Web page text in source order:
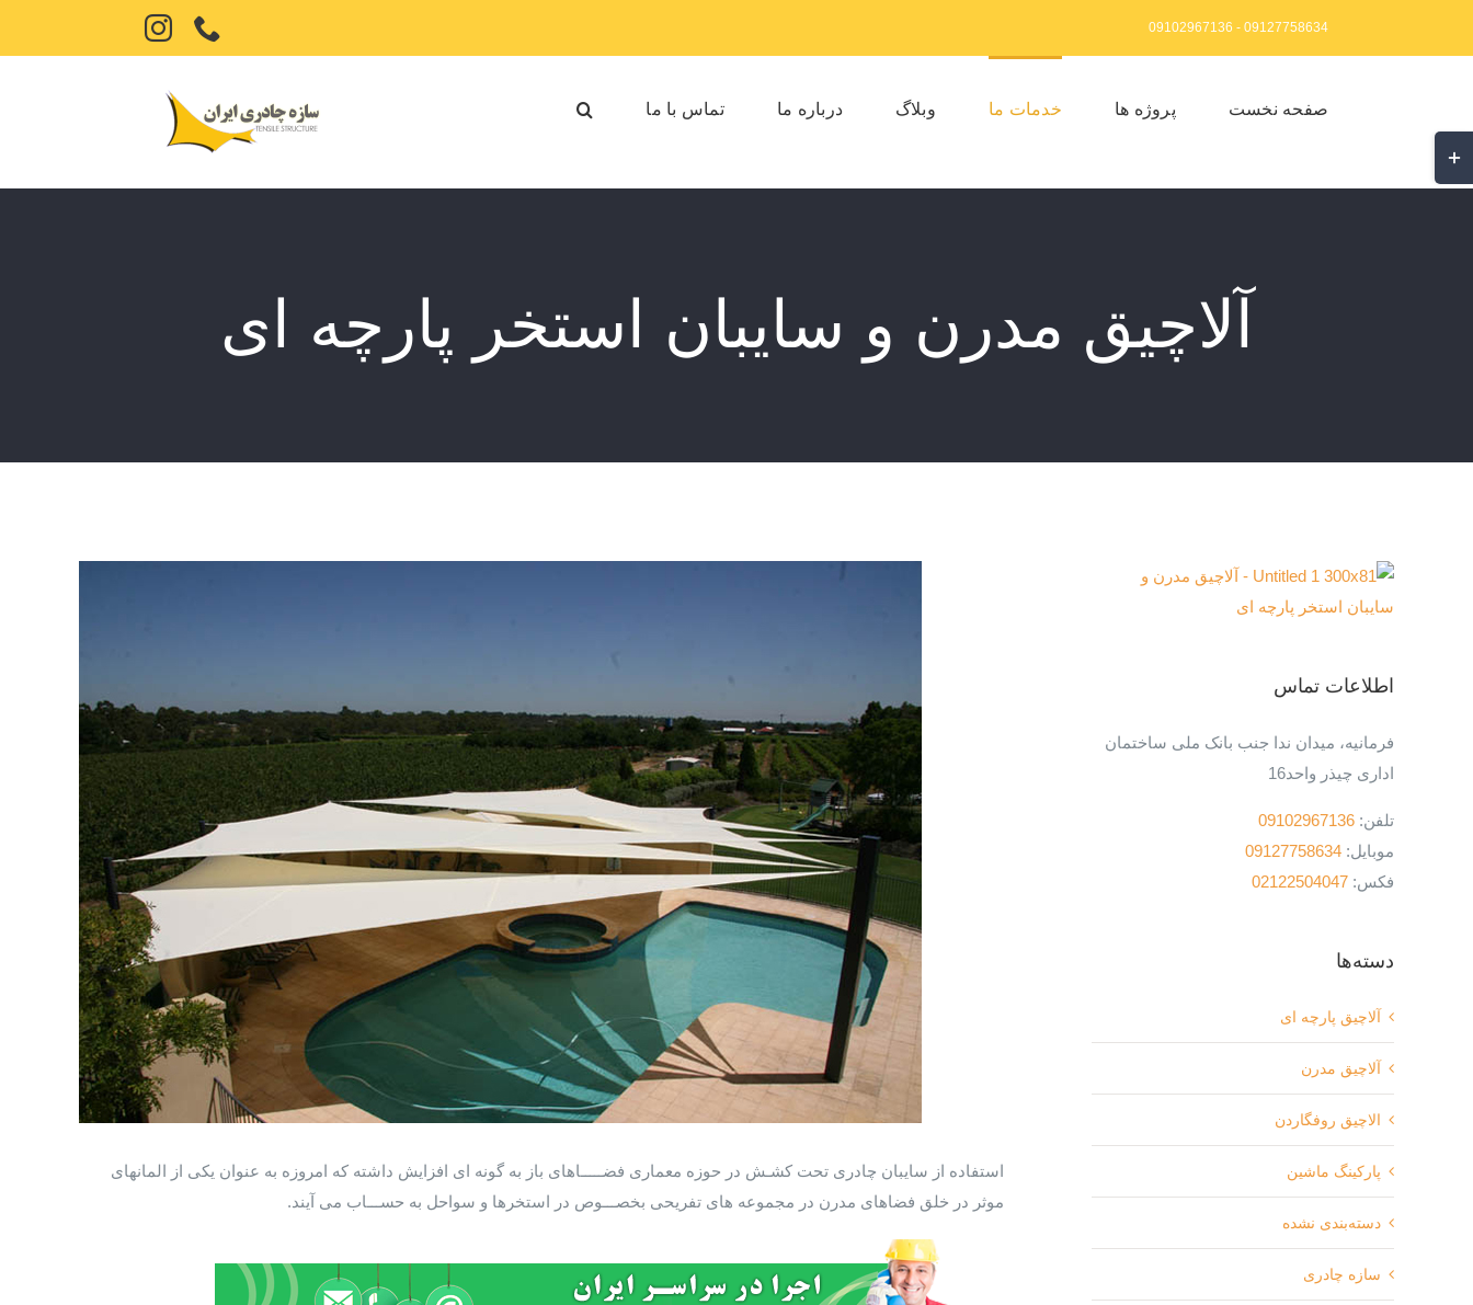
09127758634 - 09102967136
Instagram
صفحه نخست پروژه ها خدمات ما وبلاگ درباره ما تماس با ما
آلاچیق مدرن و سایبان استخر پارچه ای
استفاده از سایبان چادری تحت کشـش در حوزه معماری فضـــــاهای باز به گونه ای افزایش داشته که امروزه به عنوان یکی از المانهای
موثر در خلق فضاهای مدرن در مجموعه های تفریحی بخصـــوص در استخرها و سواحل به حســـاب می آیند.
اطلاعات تماس
فرمانیه، میدان ندا جنب بانک ملی ساختمان
اداری چیذر واحد16
تلفن: 09102967136
موبایل: 09127758634
فکس: 02122504047
دسته‌ها
آلاچیق پارچه ای
آلاچیق مدرن
الاچیق روفگاردن
پارکینگ ماشین
دسته‌بندی نشده
سازه چادری
وضعیت